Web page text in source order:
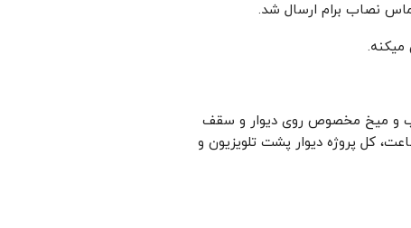
نصاب برام ارسال شد.
میکنه.
و میخ مخصوص روی دیوار و سقف
نصاب معرفی ‌شده توسط دکارت خیلی حرفه‌ ای بود. توی کمتر از ۵ ساعت، کل پروژه دیوار پشت تلویزیون و